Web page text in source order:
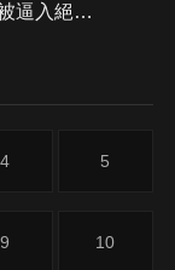
逼入絕境
4 5
9 10